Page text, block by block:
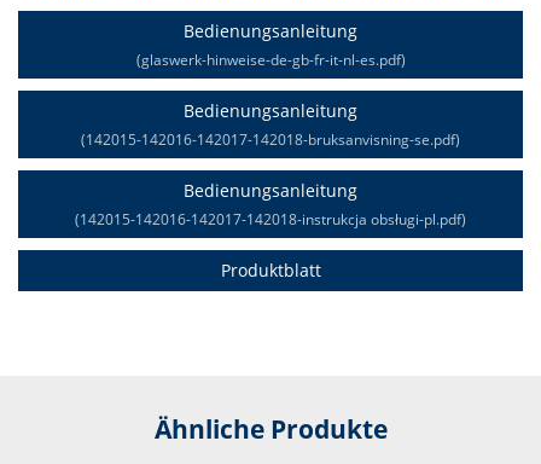
Bedienungsanleitung
(glaswerk-hinweise-de-gb-fr-it-nl-es.pdf)
Bedienungsanleitung
(142015-142016-142017-142018-bruksanvisning-se.pdf)
Bedienungsanleitung
(142015-142016-142017-142018-instrukcja obsługi-pl.pdf)
Produktblatt
Ähnliche Produkte